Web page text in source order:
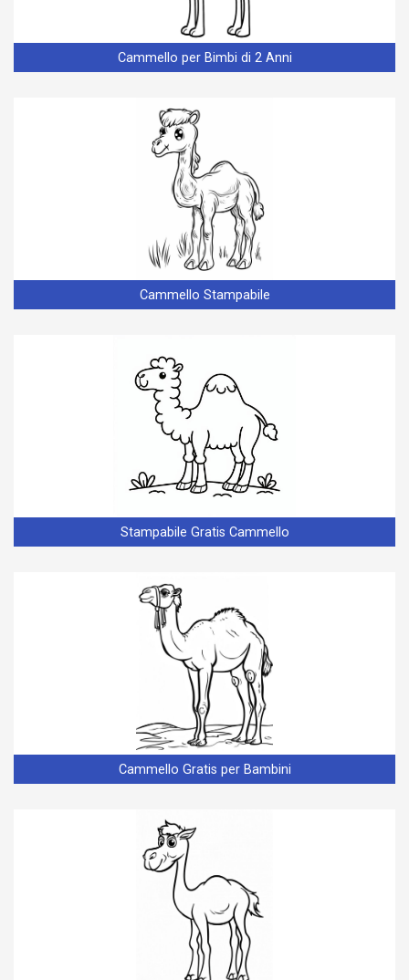
Cammello per Bimbi di 2 Anni
Cammello Stampabile
Stampabile Gratis Cammello
Cammello Gratis per Bambini